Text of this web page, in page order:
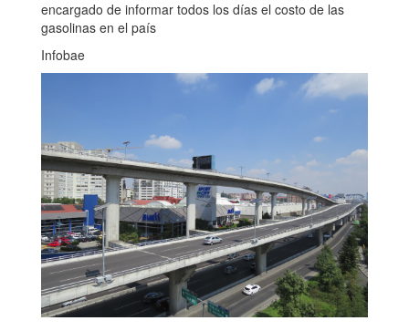
encargado de informar todos los días el costo de las
gasolinas en el país
Infobae